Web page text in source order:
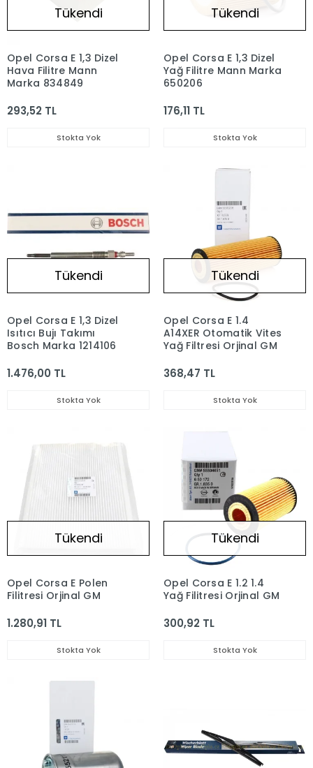
Tükendi
Opel Corsa E 1,3 Dizel
Hava Filitre Mann
Marka 834849
293,52 TL
Stokta Yok
Tükendi
Opel Corsa E 1,3 Dizel
Yağ Filitre Mann Marka
650206
176,11 TL
Stokta Yok
Tükendi
Opel Corsa E 1,3 Dizel
Isıtıcı Bujı Takımı
Bosch Marka 1214106
1.476,00 TL
Stokta Yok
Tükendi
Opel Corsa E 1.4
A14XER Otomatik Vites
Yağ Filtresi Orjinal GM
368,47 TL
Stokta Yok
Tükendi
Opel Corsa E Polen
Filitresi Orjinal GM
1.280,91 TL
Stokta Yok
Tükendi
Opel Corsa E 1.2 1.4
Yağ Filitresi Orjinal GM
300,92 TL
Stokta Yok